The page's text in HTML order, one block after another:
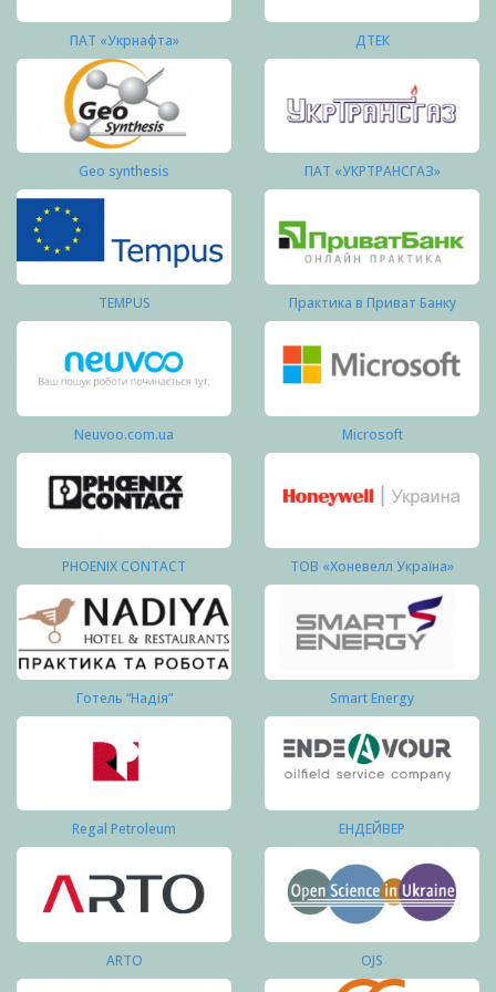
ПАТ «Укрнафта» ДТЕК
Geo synthesis ПАТ «УКРТРАНСГАЗ»
TEMPUS Практика в Приват Банку
Neuvoo.com.ua Microsoft
PHOENIX CONTACT ТОВ «Хоневелл Україна»
Готель “Надія” Smart Energy
Regal Petroleum ЕНДЕЙВЕР
ARTO OJS